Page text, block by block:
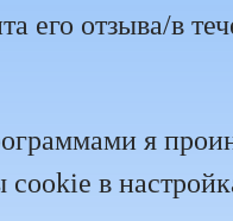
его отзыва/в
я
в